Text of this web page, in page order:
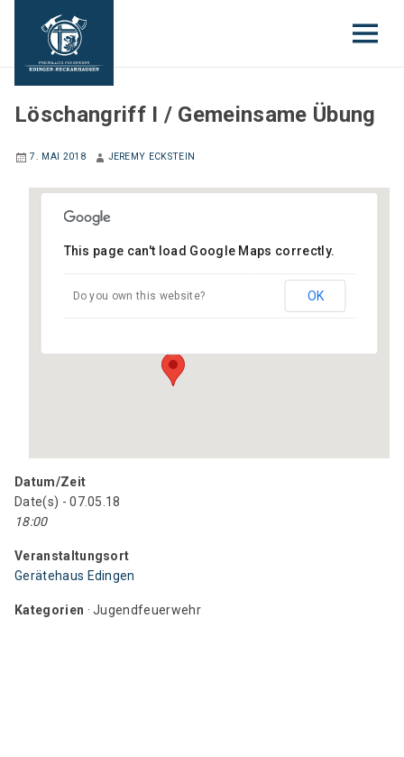
JUGENDFEUERWEHR
Löschangriff I / Gemeinsame Übung
7. MAI 2018 JEREMY ECKSTEIN
Gerätehaus Edingen
Gartenstraße 6 - Edingen-Neckarhausen
This page can't load Google Maps correctly.
Do you own this website? OK
Datum/Zeit
Date(s) - 07.05.18
18:00
Veranstaltungsort
Gerätehaus Edingen
Kategorien · Jugendfeuerwehr